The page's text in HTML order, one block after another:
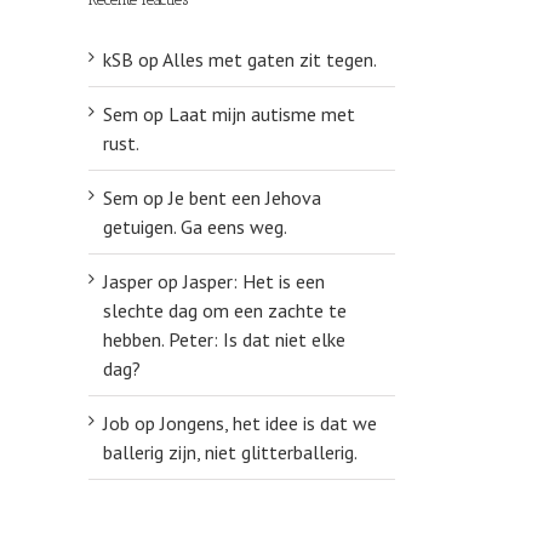
kSB op Alles met gaten zit tegen.
Sem op Laat mijn autisme met
rust.
Sem opJe bent een Jehova
getuigen. Ga eens weg.
Jasper opJasper: Het is een
slechte dag om een zachte te
hebben. Peter: Is dat niet elke
dag?
Job opJongens, het idee is dat we
ballerig zijn, niet glitterballerig.